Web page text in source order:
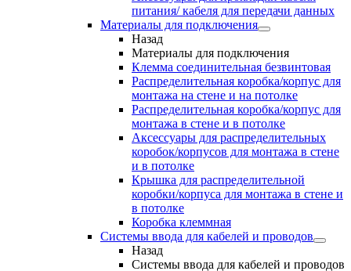
питания/ кабеля для передачи данных
Материалы для подключения
Назад
Материалы для подключения
Клемма соединительная безвинтовая
Распределительная коробка/корпус для
монтажа на стене и на потолке
Распределительная коробка/корпус для
монтажа в стене и в потолке
Аксессуары для распределительных
коробок/корпусов для монтажа в стене
и в потолке
Крышка для распределительной
коробки/корпуса для монтажа в стене и
в потолке
Коробка клеммная
Системы ввода для кабелей и проводов
Назад
Системы ввода для кабелей и проводов